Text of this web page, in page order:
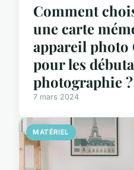
Comment
une carte
appareil photo
pour les
photographie ?
7 mars 2024
MATÉRIEL